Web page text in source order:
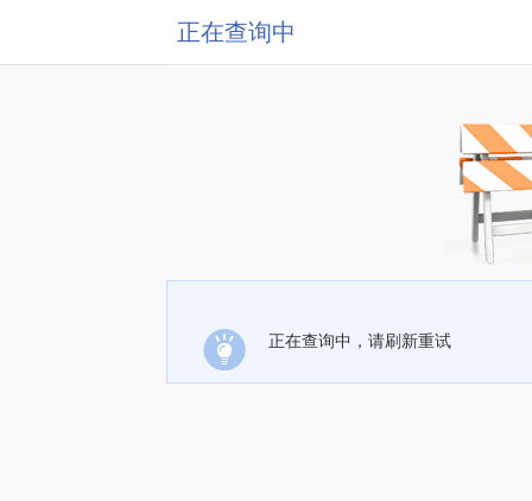
正在查询中
正在查询中，请刷新重试